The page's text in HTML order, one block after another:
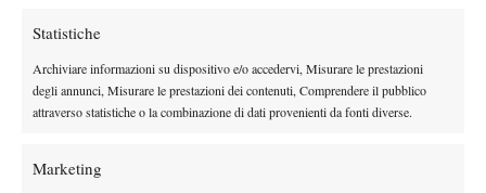
Statistiche
Archiviare informazioni su dispositivo e/o accedervi, Misurare le prestazioni
degli annunci, Misurare le prestazioni dei contenuti, Comprendere il pubblico
attraverso statistiche o la combinazione di dati provenienti da fonti diverse.
Marketing
Devi essereconnessoper inviare un commento.